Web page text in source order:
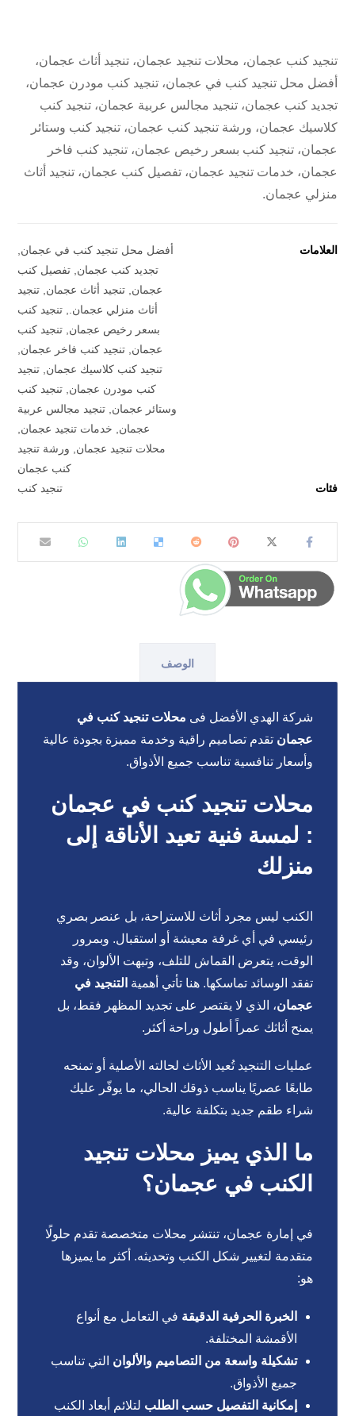
تنجيد كنب عجمان، محلات تنجيد عجمان، تنجيد أثاث عجمان،
أفضل محل تنجيد كنب في عجمان، تنجيد كنب مودرن عجمان،
تجديد كنب عجمان، تنجيد مجالس عربية عجمان، تنجيد كنب
كلاسيك عجمان، ورشة تنجيد كنب عجمان، تنجيد كنب وستائر
عجمان، تنجيد كنب بسعر رخيص عجمان، تنجيد كنب فاخر
عجمان، خدمات تنجيد عجمان، تفصيل كنب عجمان، تنجيد أثاث
منزلي عجمان.
العلامات أفضل محل تنجيد كنب في عجمان,
تجديد كنب عجمان, تفصيل كنب
عجمان, تنجيد أثاث عجمان, تنجيد
أثاث منزلي عجمان., تنجيد كنب
بسعر رخيص عجمان, تنجيد كنب
عجمان, تنجيد كنب فاخر عجمان,
تنجيد كنب كلاسيك عجمان, تنجيد
كنب مودرن عجمان, تنجيد كنب
وستائر عجمان, تنجيد مجالس عربية
عجمان, خدمات تنجيد عجمان,
محلات تنجيد عجمان, ورشة تنجيد
كنب عجمان
فئات
تنجيد كنب
الوصف
شركة الهدي الأفضل فى محلات تنجيد كنب في
عجمان تقدم تصاميم راقية وخدمة مميزة بجودة عالية
وأسعار تنافسية تناسب جميع الأذواق.
محلات تنجيد كنب في عجمان
: لمسة فنية تعيد الأناقة إلى
منزلك
الكنب ليس مجرد أثاث للاستراحة، بل عنصر بصري
رئيسي في أي غرفة معيشة أو استقبال. وبمرور
الوقت، يتعرض القماش للتلف، وتبهت الألوان، وقد
تفقد الوسائد تماسكها. هنا تأتي أهمية التنجيد في
عجمان، الذي لا يقتصر على تجديد المظهر فقط، بل
يمنح أثاثك عمراً أطول وراحة أكثر.
عمليات التنجيد تُعيد الأثاث لحالته الأصلية أو تمنحه
طابعًا عصريًا يناسب ذوقك الحالي، ما يوفّر عليك
شراء طقم جديد بتكلفة عالية.
ما الذي يميز محلات تنجيد
الكنب في عجمان؟
في إمارة عجمان، تنتشر محلات متخصصة تقدم حلولًا
متقدمة لتغيير شكل الكنب وتحديثه. أكثر ما يميزها
هو:
الخبرة الحرفية الدقيقة في التعامل مع أنواع
الأقمشة المختلفة.
تشكيلة واسعة من التصاميم والألوان التي تناسب
جميع الأذواق.
إمكانية التفصيل حسب الطلب لتلائم أبعاد الكنب